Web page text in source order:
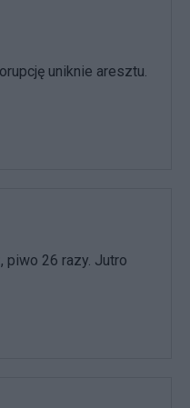
uniknie aresztu.
piwo 26 razy. Jutro